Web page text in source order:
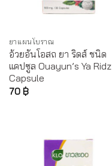
ยาแผนโบราณ
อ้วยอันโอสถ ยา ริดส์ ชนิด
แคปซูล Ouayun’s Ya Ridz
Capsule
70 ฿